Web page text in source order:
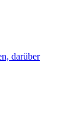
darüber